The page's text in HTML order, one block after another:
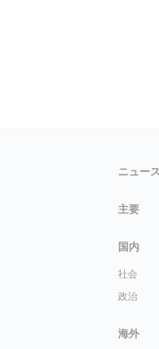
ニュー
主要
国内
社会
政治
海外